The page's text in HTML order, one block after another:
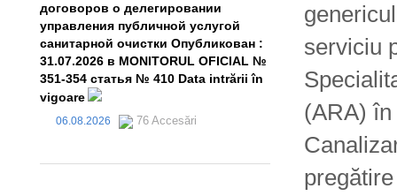
договоров о делегировании
управления публичной услугой
санитарной очистки Опубликован :
31.07.2026 в MONITORUL OFICIAL №
351-354 статья № 410 Data intrării în
vigoare
06.08.2026 76 Accesări
serviciu
(ARA) în